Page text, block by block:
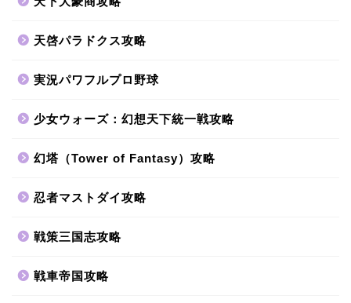
天啓パラドクス攻略
実況パワフルプロ野球
少女ウォーズ：幻想天下統一戦攻略
幻塔（Tower of Fantasy）攻略
忍者マストダイ攻略
戦策三国志攻略
戦車帝国攻略